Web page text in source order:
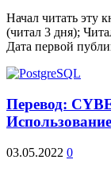
Начал читать эту
(читал 3 дня);
Дата первой
Перевод:
03.05.2022 0